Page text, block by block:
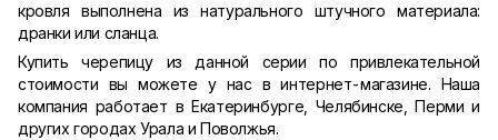
кровля выполнена из натурального штучного материала:
дранки или сланца.
Купить черепицу из данной серии по привлекательной
стоимости вы можете у нас в интернет-магазине. Наша
компания работает в Екатеринбурге, Челябинске, Перми и
других городах Урала и Поволжья.